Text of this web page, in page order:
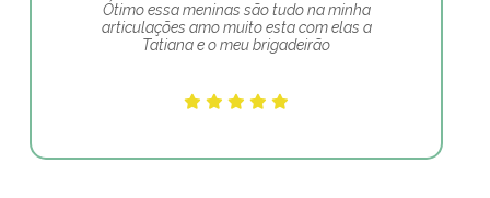
Ótimo essa meninas são tudo na minha
articulações amo muito esta com elas a
Tatiana e o meu brigadeirão